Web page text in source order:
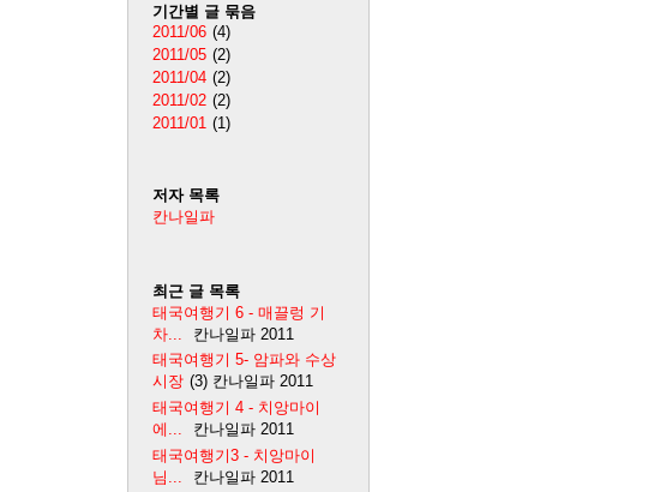
기간별 글 묶음
2011/06 (4)
2011/05 (2)
2011/04 (2)
2011/02 (2)
2011/01 (1)
저자 목록
칸나일파
최근 글 목록
태국여행기 6 - 매끌렁 기
차...
칸나일파 2011
태국여행기 5- 암파와 수상
시장 (3) 칸나일파 2011
태국여행기 4 - 치앙마이
에...
칸나일파 2011
태국여행기3 - 치앙마이
님...
칸나일파 2011